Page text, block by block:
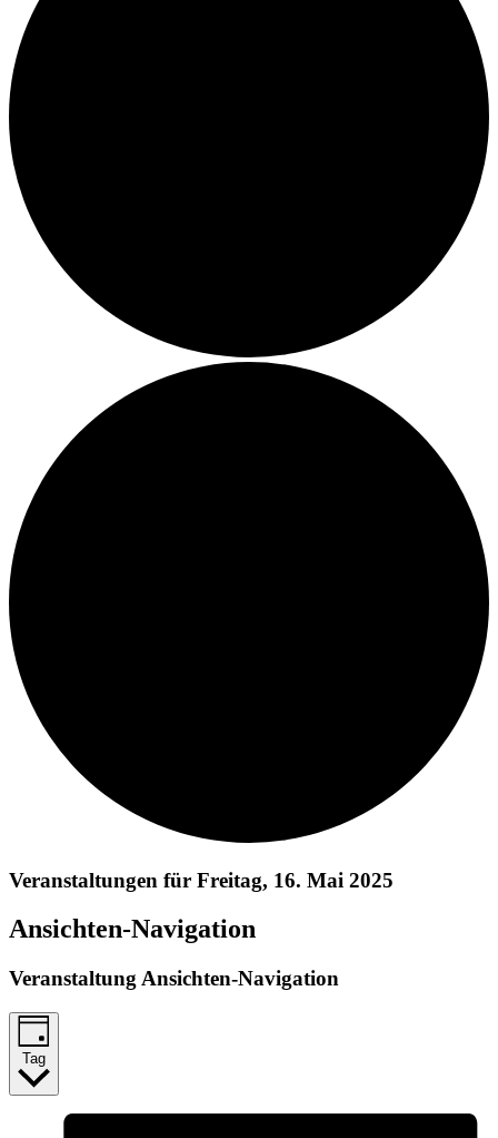
Veranstaltungen für Freitag, 16. Mai 2025
Ansichten-Navigation
Veranstaltung Ansichten-Navigation
Tag